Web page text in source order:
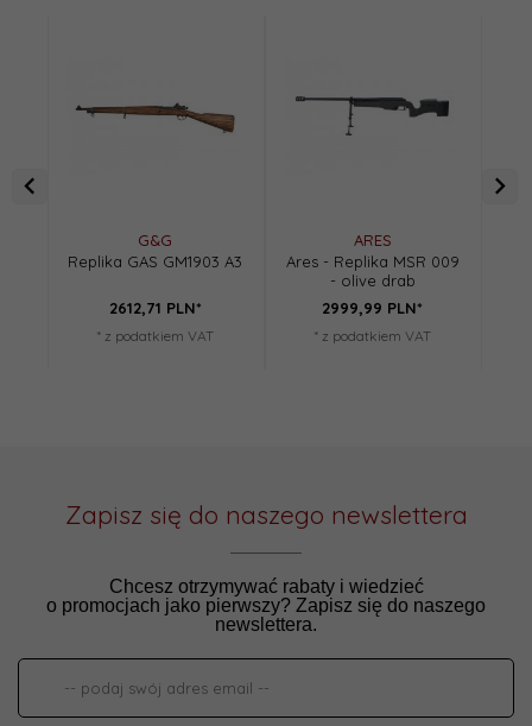
G&G
Replika GAS GM1903 A3
2612,71 PLN*
* z podatkiem VAT
ARES
Ares - Replika MSR 009
- olive drab
2999,99 PLN*
* z podatkiem VAT
Zapisz się do naszego newslettera
Chcesz otrzymywać rabaty i wiedzieć
o promocjach jako pierwszy? Zapisz się do naszego
newslettera.